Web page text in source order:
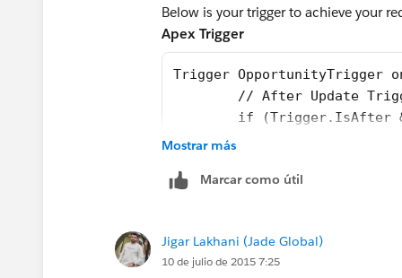
if (setOpporutnityId != null &&
List<OpporutnityLineItem>
for (Opportunity
OpporutnityLineItems) FROM
if
}
}
}
Below is your trigger to achieve your
Apex Trigger
Trigger OpportunityTrigger on
// After Update
if (Trigger.IsAfter
		}
Mostrar más
Marcar como útil
Jigar Lakhani (Jade Global)
10 de julio de 2015 7:25